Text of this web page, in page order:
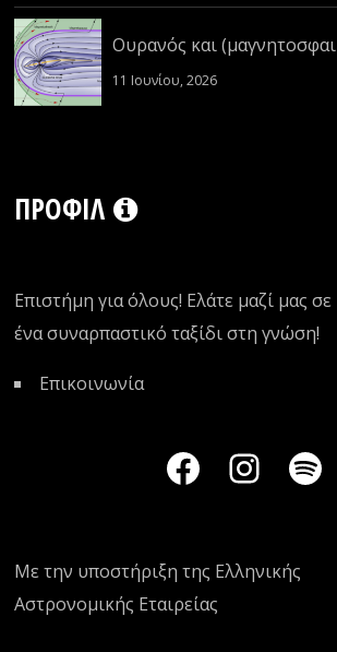
Ουρανός και
11 Ιουνίου, 2026
ΠΡΟΦΊΛ
Επιστήμη για όλους! Ελάτε μαζί μας σε
ένα συναρπαστικό ταξίδι στη γνώση!
Επικοινωνία
Με την υποστήριξη της Ελληνικής
Αστρονομικής Εταιρείας